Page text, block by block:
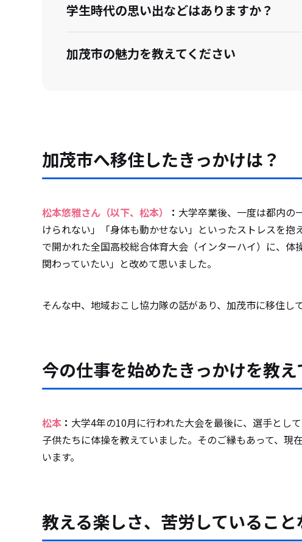
学生時代の思い出などはありますか？
加茂市の魅力を教えてください
加茂市へ移住したきっかけは？
松本悠雅さん（以下、松本） ： 大学卒業後、一度は都内の
けられない」「身体も動かせない」といったストレスを
で開かれた全国高校総合体育大会（インターハイ）に、
関わっていたい」と改めて思いました。
そんな中、地域おこし協力隊の話があり、加茂市に移住し
今の仕事を始めたきっかけを教
松本 ： 大学4年の10月に行われた大会を最後に、選手とし
子供たちに体操を教えていました。そのご縁もあって、現
います。
教える楽しさ、苦労していること